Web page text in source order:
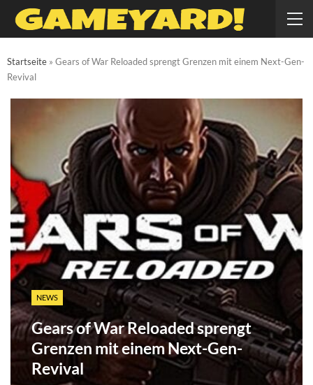
Startseite » Gears of War Reloaded sprengt Grenzen mit einem Next-Gen-
Revival
NEWS
Gears of War Reloaded sprengt
Grenzen mit einem Next-Gen-
Revival